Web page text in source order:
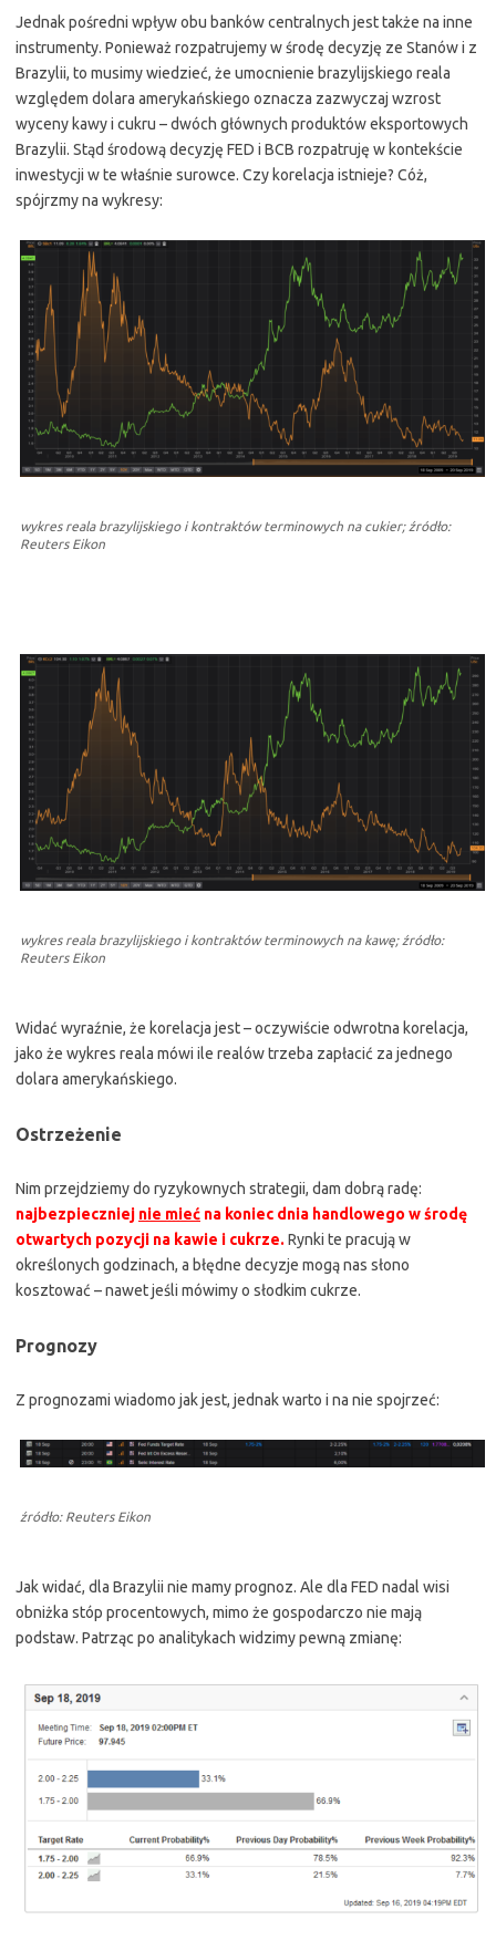
Jednak pośredni wpływ obu banków centralnych jest także na inne
instrumenty. Ponieważ rozpatrujemy w środę decyzję ze Stanów i z
Brazylii, to musimy wiedzieć, że umocnienie brazylijskiego reala
względem dolara amerykańskiego oznacza zazwyczaj wzrost
wyceny kawy i cukru – dwóch głównych produktów eksportowych
Brazylii. Stąd środową decyzję FED i BCB rozpatruję w kontekście
inwestycji w te właśnie surowce. Czy korelacja istnieje? Cóż,
spójrzmy na wykresy:
wykres reala brazylijskiego i kontraktów terminowych na cukier; źródło:
Reuters Eikon
wykres reala brazylijskiego i kontraktów terminowych na kawę; źródło:
Reuters Eikon
Widać wyraźnie, że korelacja jest – oczywiście odwrotna korelacja,
jako że wykres reala mówi ile realów trzeba zapłacić za jednego
dolara amerykańskiego.
Ostrzeżenie
Nim przejdziemy do ryzykownych strategii, dam dobrą radę:
najbezpieczniej nie mieć na koniec dnia handlowego w środę
otwartych pozycji na kawie i cukrze. Rynki te pracują w
określonych godzinach, a błędne decyzje mogą nas słono
kosztować – nawet jeśli mówimy o słodkim cukrze.
Prognozy
Z prognozami wiadomo jak jest, jednak warto i na nie spojrzeć:
źródło: Reuters Eikon
Jak widać, dla Brazylii nie mamy prognoz. Ale dla FED nadal wisi
obniżka stóp procentowych, mimo że gospodarczo nie mają
podstaw. Patrząc po analitykach widzimy pewną zmianę: